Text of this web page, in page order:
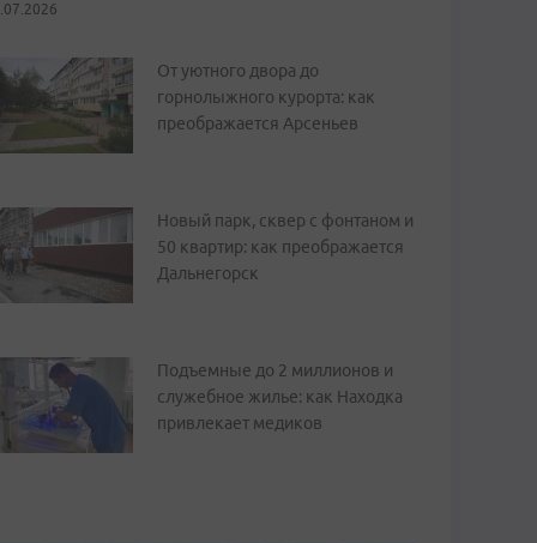
От уютного двора до
горнолыжного курорта: как
преображается Арсеньев
Новый парк, сквер с фонтаном и
50 квартир: как преображается
Дальнегорск
Подъемные до 2 миллионов и
служебное жилье: как Находка
привлекает медиков